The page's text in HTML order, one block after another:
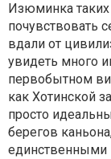
Изюминка
почувствовать
вдали от
увидеть много
первобытном
как Хотинской
просто
берегов
единственными